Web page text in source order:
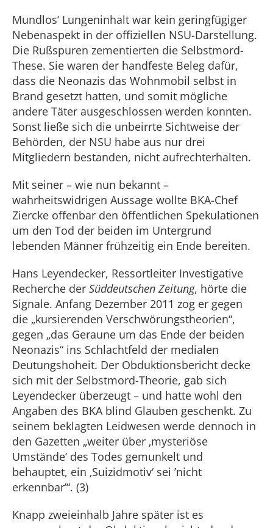
Mundlos‘ Lungeninhalt war kein geringfügiger
Nebenaspekt in der offiziellen NSU-Darstellung.
Die Rußspuren zementierten die Selbstmord-
These. Sie waren der handfeste Beleg dafür,
dass die Neonazis das Wohnmobil selbst in
Brand gesetzt hatten, und somit mögliche
andere Täter ausgeschlossen werden konnten.
Sonst ließe sich die unbeirrte Sichtweise der
Behörden, der NSU habe aus nur drei
Mitgliedern bestanden, nicht aufrechterhalten.
Mit seiner – wie nun bekannt –
wahrheitswidrigen Aussage wollte BKA-Chef
Ziercke offenbar den öffentlichen Spekulationen
um den Tod der beiden im Untergrund
lebenden Männer frühzeitig ein Ende bereiten.
Hans Leyendecker, Ressortleiter Investigative
Recherche der Süddeutschen Zeitung, hörte die
Signale. Anfang Dezember 2011 zog er gegen
die „kursierenden Verschwörungstheorien“,
gegen „das Geraune um das Ende der beiden
Neonazis“ ins Schlachtfeld der medialen
Deutungshoheit. Der Obduktionsbericht decke
sich mit der Selbstmord-Theorie, gab sich
Leyendecker überzeugt – und hatte wohl den
Angaben des BKA blind Glauben geschenkt. Zu
seinem beklagten Leidwesen werde dennoch in
den Gazetten „weiter über ‚mysteriöse
Umstände‘ des Todes gemunkelt und
behauptet, ein ‚Suizidmotiv‘ sei ’nicht
erkennbar’“. (3)
Knapp zweieinhalb Jahre später ist es